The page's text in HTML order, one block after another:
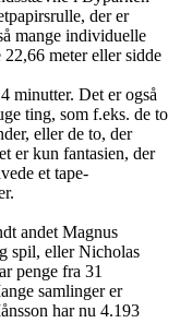
der er
mange individuelle
meter eller sidde
minutter. Det er også
ting, som f.eks. de to
eller de to, der
er kun fantasien, der
et tape-
andet Magnus
spil, eller Nicholas
penge fra 31
samlinger er
har nu 4.193